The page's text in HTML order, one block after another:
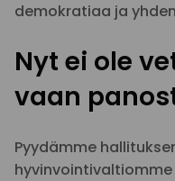
demokratiaa ja
Nyt ei ole
vaan
Pyydämme